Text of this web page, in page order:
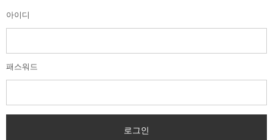
아이디
패스워드